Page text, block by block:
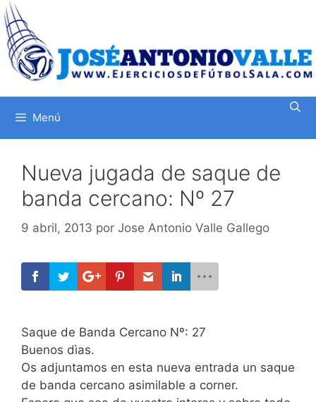
Saltar
al
contenido
Menú
Nueva jugada de saque de
banda cercano: Nº 27
9 abril, 2013 por Jose Antonio Valle Gallego
Saque de Banda Cercano Nº: 27
Buenos dìas.
Os adjuntamos en esta nueva entrada un saque
de banda cercano asimilable a corner.